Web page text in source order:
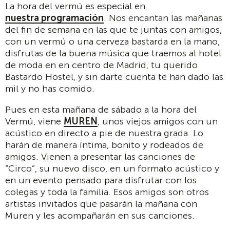
La hora del vermú es especial en
nuestra programación. Nos encantan las mañanas
del fin de semana en las que te juntas con amigos,
con un vermú o una cerveza bastarda en la mano,
disfrutas de la buena música que traemos al hotel
de moda en en centro de Madrid, tu querido
Bastardo Hostel, y sin darte cuenta te han dado las
mil y no has comido.
Pues en esta mañana de sábado a la hora del
Vermú, viene MUREN , unos viejos amigos con un
acústico en directo a pie de nuestra grada. Lo
harán de manera íntima, bonito y rodeados de
amigos. Vienen a presentar las canciones de
“Circo”, su nuevo disco, en un formato acústico y
en un evento pensado para disfrutar con los
colegas y toda la familia. Esos amigos son otros
artistas invitados que pasarán la mañana con
Muren y les acompañarán en sus canciones.